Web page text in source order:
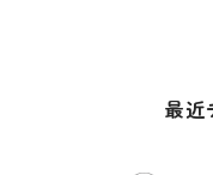
最近